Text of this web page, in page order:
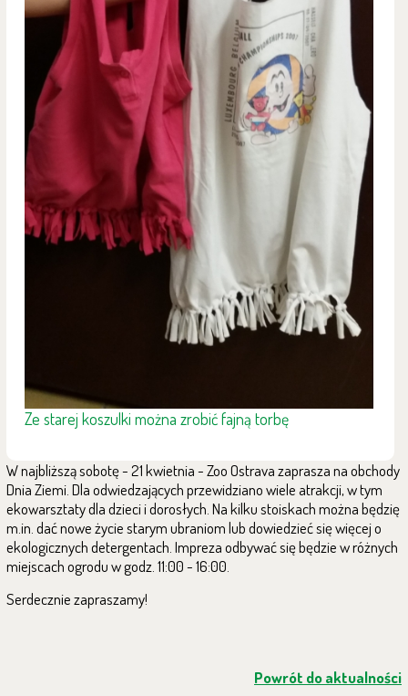
Ze starej koszulki można zrobić fajną torbę
W najbliższą sobotę - 21 kwietnia - Zoo Ostrava zaprasza na obchody
Dnia Ziemi. Dla odwiedzających przewidziano wiele atrakcji, w tym
ekowarsztaty dla dzieci i dorosłych. Na kilku stoiskach można będzię
m.in. dać nowe życie starym ubraniom lub dowiedzieć się więcej o
ekologicznych detergentach. Impreza odbywać się będzie w różnych
miejscach ogrodu w godz. 11:00 - 16:00.
Serdecznie zapraszamy!
Powrót do aktualności